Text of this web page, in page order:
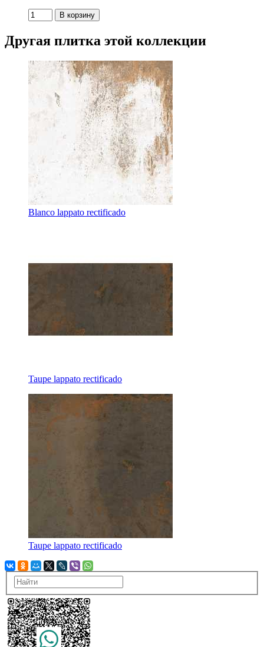
Другая плитка этой коллекции
Blanco lappato rectificado
Taupe lappato rectificado
Taupe lappato rectificado